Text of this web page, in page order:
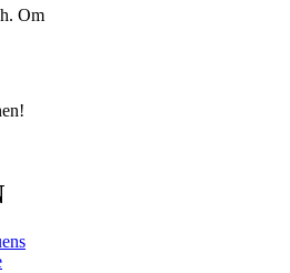
Om